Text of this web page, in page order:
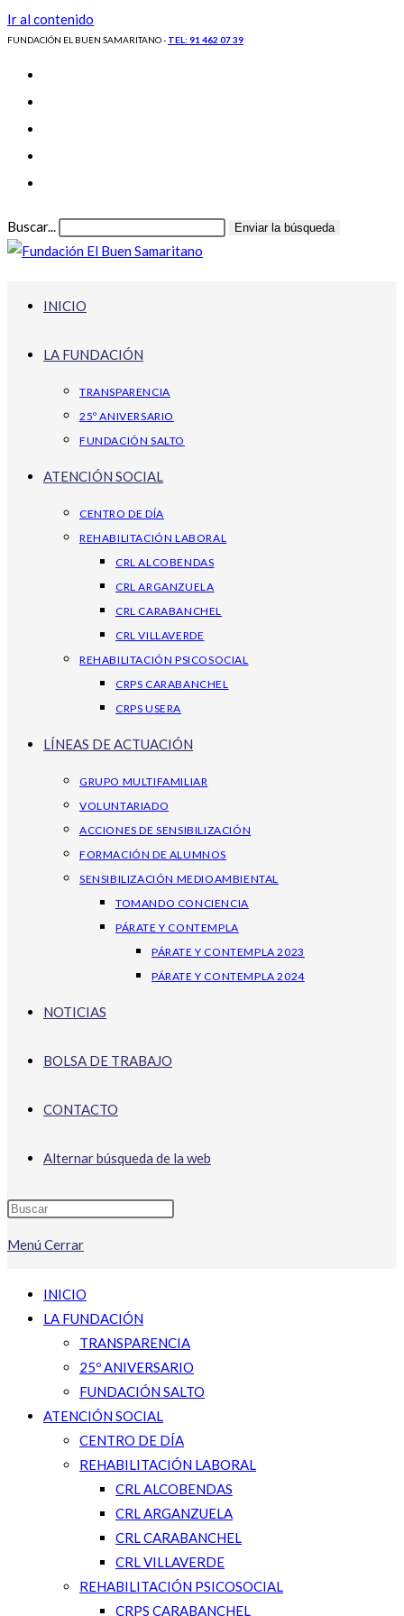
Ir al contenido
FUNDACIÓN EL BUEN SAMARITANO - TEL: 91 462 07 39
Buscar... Enviar la búsqueda
INICIO
LA FUNDACIÓN
TRANSPARENCIA
25º ANIVERSARIO
FUNDACIÓN SALTO
ATENCIÓN SOCIAL
CENTRO DE DÍA
REHABILITACIÓN LABORAL
CRL ALCOBENDAS
CRL ARGANZUELA
CRL CARABANCHEL
CRL VILLAVERDE
REHABILITACIÓN PSICOSOCIAL
CRPS CARABANCHEL
CRPS USERA
LÍNEAS DE ACTUACIÓN
GRUPO MULTIFAMILIAR
VOLUNTARIADO
ACCIONES DE SENSIBILIZACIÓN
FORMACIÓN DE ALUMNOS
SENSIBILIZACIÓN MEDIOAMBIENTAL
TOMANDO CONCIENCIA
PÁRATE Y CONTEMPLA
PÁRATE Y CONTEMPLA 2023
PÁRATE Y CONTEMPLA 2024
NOTICIAS
BOLSA DE TRABAJO
CONTACTO
Alternar búsqueda de la web
Menú Cerrar
INICIO
LA FUNDACIÓN
TRANSPARENCIA
25º ANIVERSARIO
FUNDACIÓN SALTO
ATENCIÓN SOCIAL
CENTRO DE DÍA
REHABILITACIÓN LABORAL
CRL ALCOBENDAS
CRL ARGANZUELA
CRL CARABANCHEL
CRL VILLAVERDE
REHABILITACIÓN PSICOSOCIAL
CRPS CARABANCHEL